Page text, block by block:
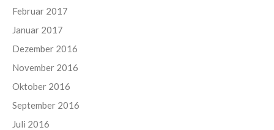
Februar 2017
Januar 2017
Dezember 2016
November 2016
Oktober 2016
September 2016
Juli 2016